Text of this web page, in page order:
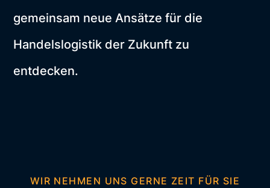
gemeinsam neue Ansätze für die
Handelslogistik der Zukunft zu
entdecken.
WIR NEHMEN UNS GERNE ZEIT FÜR SIE